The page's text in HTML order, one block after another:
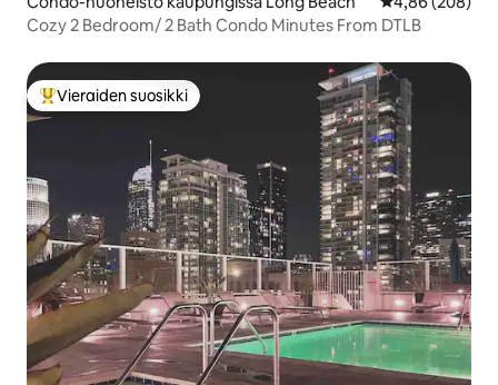
Cozy 2 Bedroom/ 2 Bath Condo Minutes From DTLB
Vieraiden suosikkien parhaimmistoa
Vieraiden suosikki